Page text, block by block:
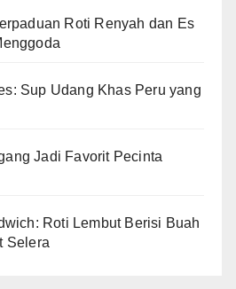
Roti Renyah dan Es
Sup Udang Khas Peru yang
Jadi Favorit Pecinta
Roti Lembut Berisi Buah
Selera